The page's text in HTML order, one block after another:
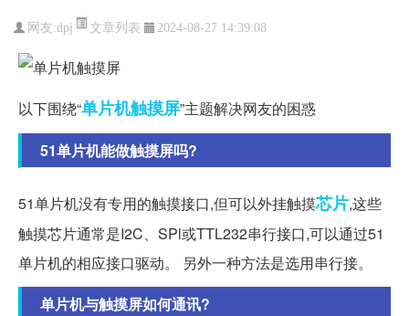
网友:dpj 文章列表 2024-08-27 14:39:08
以下围绕“单片机触摸屏”主题解决网友的困惑
51单片机能做触摸屏吗?
51单片机没有专用的触摸接口,但可以外挂触摸芯片,这些
触摸芯片通常是I2C、SPl或TTL232串行接口,可以通过51
单片机的相应接口驱动。 另外一种方法是选用串行接。
单片机与触摸屏如何通讯?